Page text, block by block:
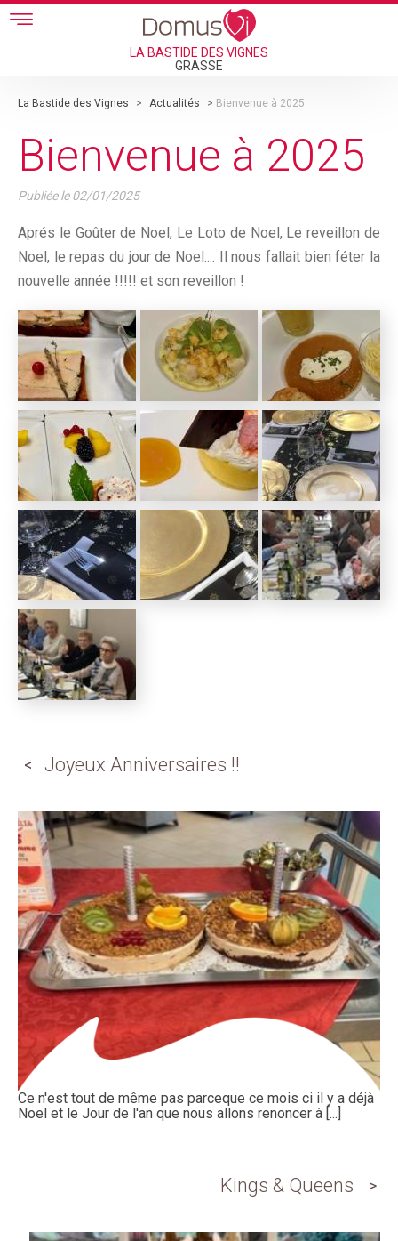
Skip to main content
LA BASTIDE DES VIGNES
GRASSE
La Bastide des Vignes > Actualités > Bienvenue à 2025
Bienvenue à 2025
Publiée le02/01/2025
Aprés le Goûter de Noel, Le Loto de Noel, Le reveillon de
Noel, le repas du jour de Noel.... Il nous fallait bien féter la
nouvelle année !!!!! et son reveillon !
Joyeux Anniversaires !!
Ce n'est tout de même pas parceque ce mois ci il y a déjà
Noel et le Jour de l'an que nous allons renoncer à [...]
Kings & Queens